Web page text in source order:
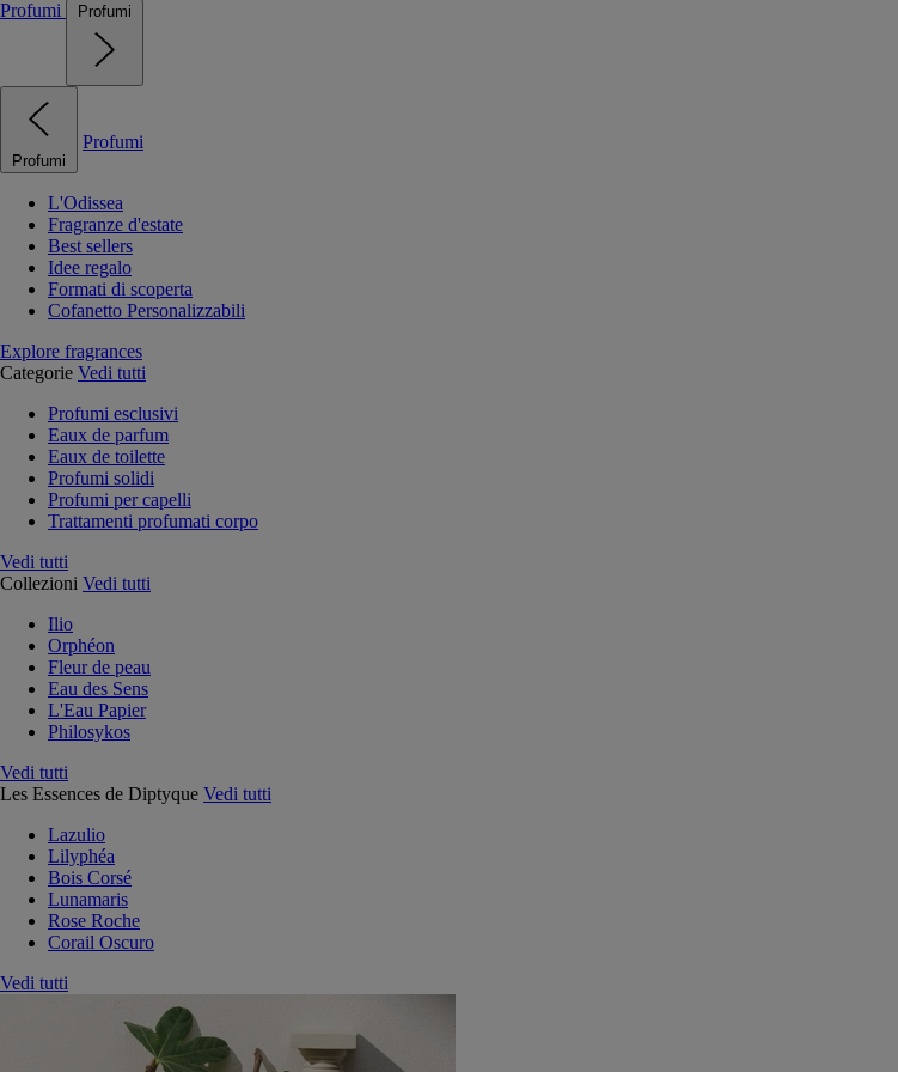
Profumi Profumi
Profumi
Profumi
L'Odissea
Fragranze d'estate
Best sellers
Idee regalo
Formati di scoperta
Cofanetto Personalizzabili
Explore fragrances
Categorie Vedi tutti
Profumi esclusivi
Eaux de parfum
Eaux de toilette
Profumi solidi
Profumi per capelli
Trattamenti profumati corpo
Vedi tutti
Collezioni Vedi tutti
Ilio
Orphéon
Fleur de peau
Eau des Sens
L'Eau Papier
Philosykos
Vedi tutti
Les Essences de Diptyque Vedi tutti
Lazulio
Lilyphéa
Bois Corsé
Lunamaris
Rose Roche
Corail Oscuro
Vedi tutti